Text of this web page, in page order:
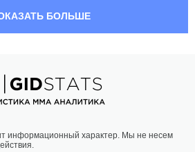
-8- 0
02:30 МСК
СРЕДНИЙ ВЕС 83.9 КГ
МЕРШАРТ
БОЛЬШЕ
информационный характер. Мы не несем